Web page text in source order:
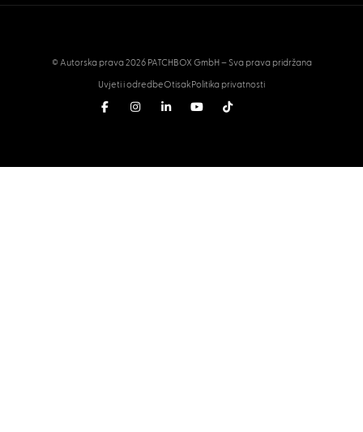
© Autorska prava 2026 PATCHBOX GmbH – Sva prava pridržana
Uvjeti i odredbeOtisakPolitika privatnosti